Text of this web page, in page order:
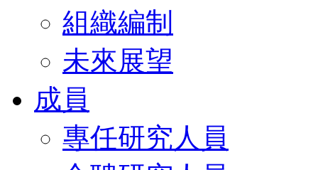
組織編制
未來展望
成員
專任研究人員